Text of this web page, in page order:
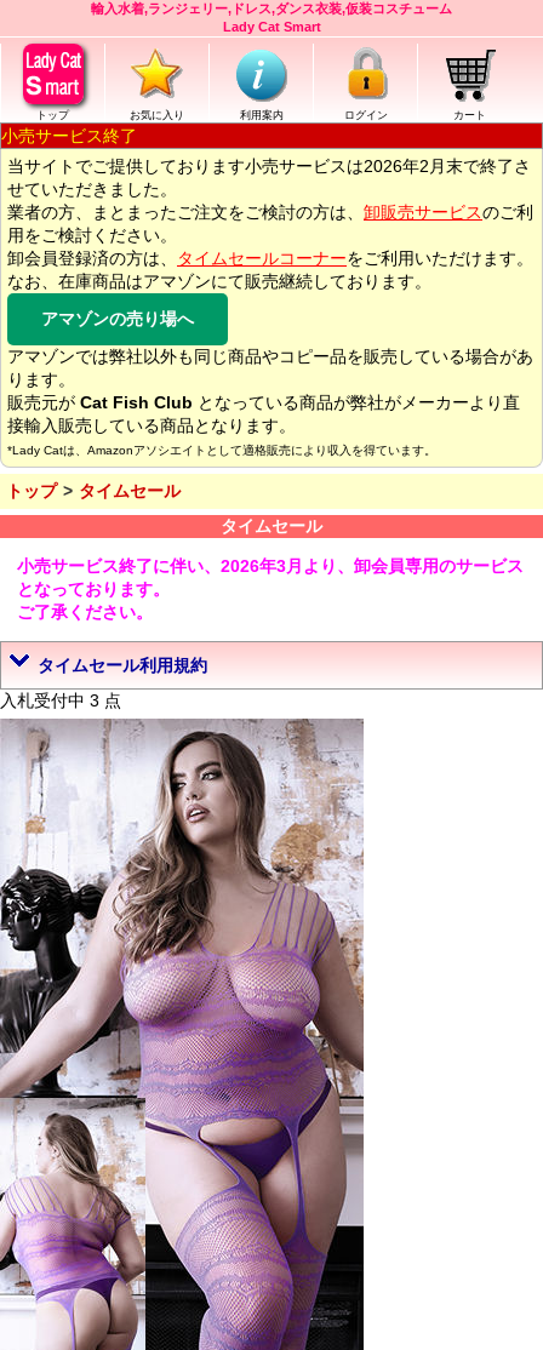
輸入水着,ランジェリー,ドレス,ダンス衣装,仮装コスチューム
Lady Cat Smart
トップ お気に入り 利用案内 ログイン カート
小売サービス終了
当サイトでご提供しております小売サービスは2026年2月末で終了さ
せていただきました。
業者の方、まとまったご注文をご検討の方は、 卸販売サービスのご利
用をご検討ください。
卸会員登録済の方は、
タイムセールコーナーをご利用いただけます。
なお、在庫商品はアマゾンにて販売継続しております。
アマゾンの売り場へ
アマゾンでは弊社以外も同じ商品やコピー品を販売している場合があ
ります。
販売元が Cat Fish Club となっている商品が弊社がメーカーより直
接輸入販売している商品となります。
*Lady Catは、Amazonアソシエイトとして適格販売により収入を得ています。
トップ
タイムセール
タイムセール
小売サービス終了に伴い、2026年3月より、卸会員専用のサービス
となっております。
ご了承ください。
タイムセール利用規約
入札受付中 3 点